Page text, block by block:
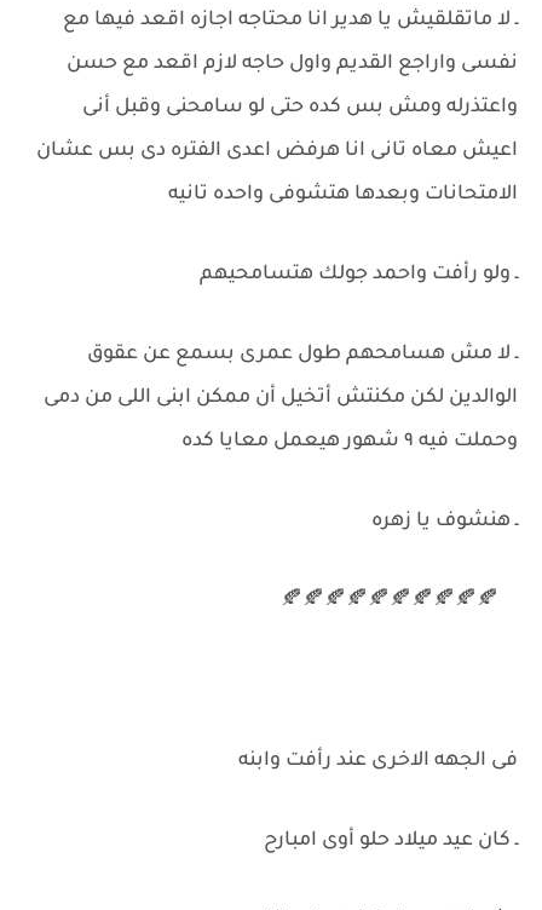
ـ لا ماتقلقيش يا هدير انا محتاجه اجازه اقعد فيها مع
نفسى واراجع القديم واول حاجه لازم اقعد مع حسن
واعتذرله ومش بس كده حتى لو سامحنى وقبل أنى
اعيش معاه تانى انا هرفض اعدى الفتره دى بس عشان
الامتحانات وبعدها هتشوفى واحده تانيه
ـ ولو رأفت واحمد جولك هتسامحيهم
ـ لا مش هسامحهم طول عمرى بسمع عن عقوق
الوالدين لكن مكنتش أتخيل أن ممكن ابنى اللى من دمى
وحملت فيه ٩ شهور هيعمل معايا كده
ـ هنشوف يا زهره
🍂🍂🍂🍂🍂🍂🍂🍂🍂🍂
فى الجهه الاخرى عند رأفت وابنه
ـ كان عيد ميلاد حلو أوى امبارح